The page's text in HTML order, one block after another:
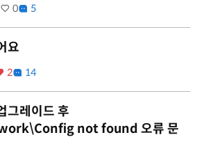
0 5
요
2 14
레이드 후
not found 오류 문